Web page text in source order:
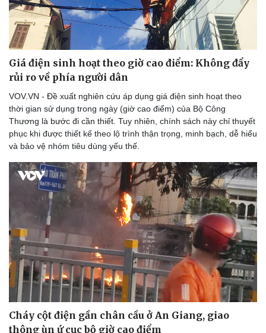
Sức khỏe
Dinh dưỡng - món ngon
Cây thuốc
Sản phụ khoa
Đời sống
Nhà đẹp
Blog
Tình yêu - Gia đình
Giá điện sinh hoạt theo giờ cao điểm: Không đẩy
rủi ro về phía người dân
VOV.VN - Đề xuất nghiên cứu áp dụng giá điện sinh hoạt theo
thời gian sử dụng trong ngày (giờ cao điểm) của Bộ Công
Thương là bước đi cần thiết. Tuy nhiên, chính sách này chỉ thuyết
phục khi được thiết kế theo lộ trình thận trọng, minh bạch, dễ hiểu
và bảo vệ nhóm tiêu dùng yếu thế.
Cháy cột điện gần chân cầu ở An Giang, giao
thông ùn ứ cục bộ giờ cao điểm